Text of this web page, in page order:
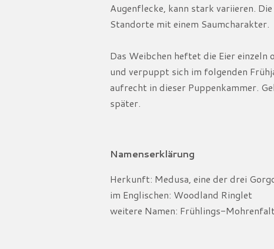
Augenflecke, kann stark variieren.
Standorte mit einem Saumcharakter.
Das Weibchen heftet die Eier
und verpuppt sich im folgenden
aufrecht in dieser Puppenkammer.
später.
Namenserklärung
Herkunft: Medusa, eine der drei
im Englischen: Woodland Ringlet
weitere Namen: Frühlings-